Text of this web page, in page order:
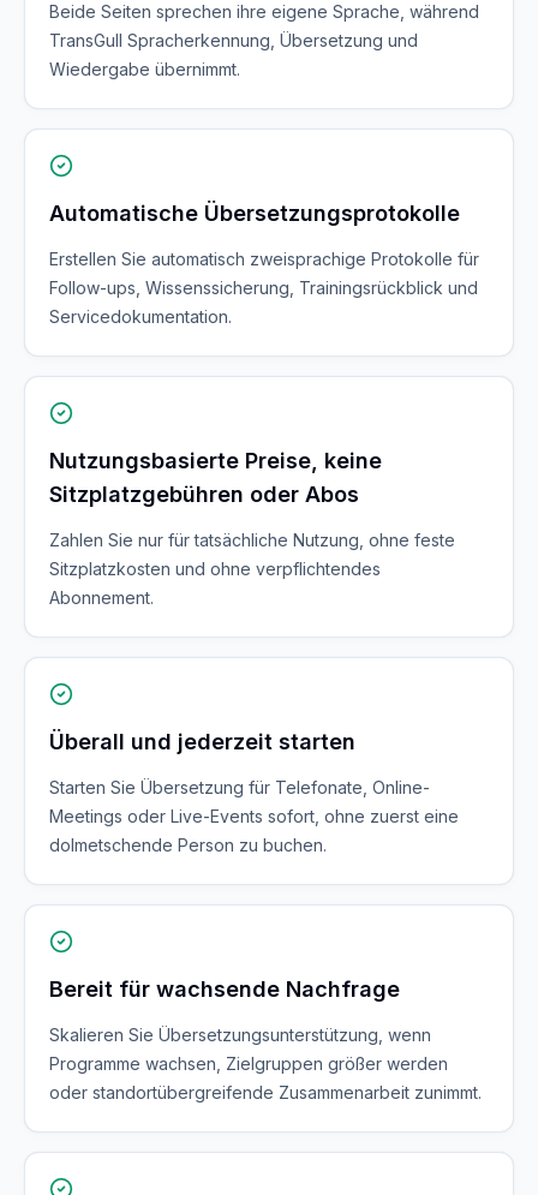
Beide Seiten sprechen ihre eigene Sprache, während
TransGull Spracherkennung, Übersetzung und
Wiedergabe übernimmt.
Automatische Übersetzungsprotokolle
Erstellen Sie automatisch zweisprachige Protokolle für
Follow-ups, Wissenssicherung, Trainingsrückblick und
Servicedokumentation.
Nutzungsbasierte Preise, keine
Sitzplatzgebühren oder Abos
Zahlen Sie nur für tatsächliche Nutzung, ohne feste
Sitzplatzkosten und ohne verpflichtendes
Abonnement.
Überall und jederzeit starten
Starten Sie Übersetzung für Telefonate, Online-
Meetings oder Live-Events sofort, ohne zuerst eine
dolmetschende Person zu buchen.
Bereit für wachsende Nachfrage
Skalieren Sie Übersetzungsunterstützung, wenn
Programme wachsen, Zielgruppen größer werden
oder standortübergreifende Zusammenarbeit zunimmt.